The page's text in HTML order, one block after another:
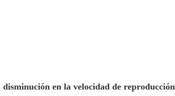
disminución en la velocidad de reproducción